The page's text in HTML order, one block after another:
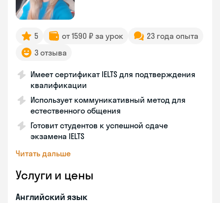
5 от 1590 ₽ за урок
23 года опыта
3 отзыва
Имеет сертификат IELTS для подтверждения
квалификации
Использует коммуникативный метод для
естественного общения
Готовит студентов к успешной сдаче
экзамена IELTS
Читать дальше
Услуги и цены
Английский язык